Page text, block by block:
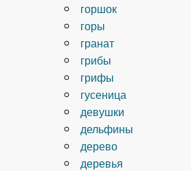
горшок
горы
гранат
грибы
грифы
гусеница
девушки
дельфины
дерево
деревья